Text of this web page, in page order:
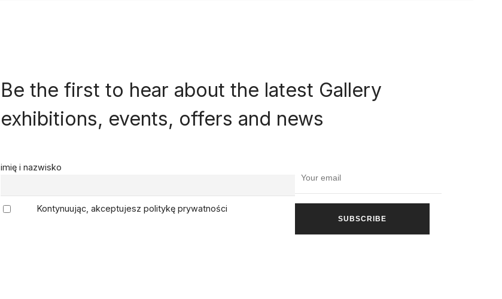
Be the first to hear about the latest Gallery
exhibitions, events, offers and news
imię i nazwisko
Kontynuując, akceptujesz politykę prywatności